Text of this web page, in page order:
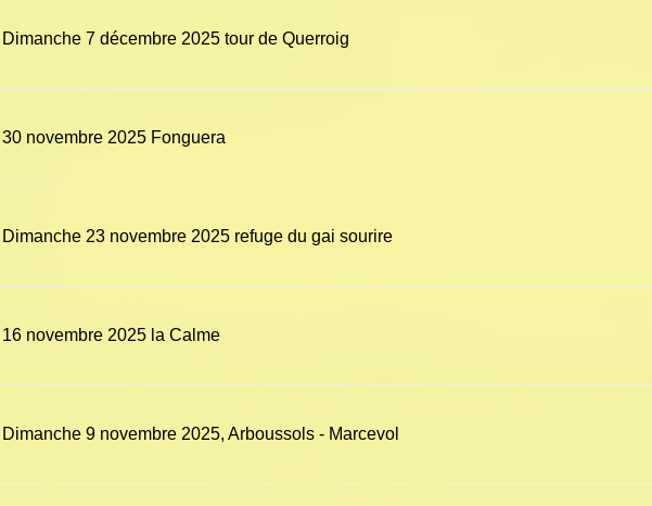
Dimanche 7 décembre 2025 tour de Querroig
30 novembre 2025 Fonguera
Dimanche 23 novembre 2025 refuge du gai sourire
16 novembre 2025 la Calme
Dimanche 9 novembre 2025, Arboussols - Marcevol